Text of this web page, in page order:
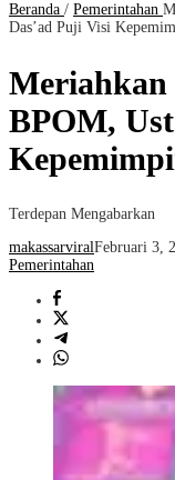
Beranda / Pemerintahan
Das’ad Puji Visi
Meriahkan
BPOM,
Terdepan Mengabarkan
makassarviralFebruari 3,
Pemerintahan